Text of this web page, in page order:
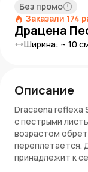
Без промо
Заказали 174
Драцена
Ширина: ~ 10
Описание
Dracaena reflexa
с пестрыми
возрастом
переплетается.
принадлежит к